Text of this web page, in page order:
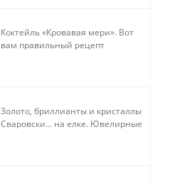
Коктейль «Кровавая мери». Вот
вам правильный рецепт
Золото, бриллианты и кристаллы
Сваровски… на елке. Ювелирные